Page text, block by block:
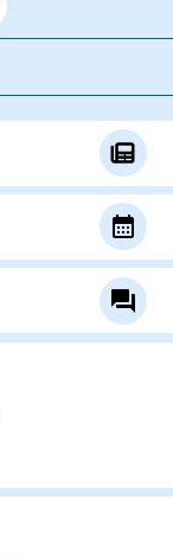
calendar_month
question_answer